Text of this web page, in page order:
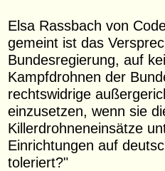
Elsa Rassbach von
gemeint ist das
Bundesregierung, auf
Kampfdrohnen der
rechtswidrige
einzusetzen, wenn sie
Killerdrohneneinsätze
Einrichtungen auf
toleriert?"